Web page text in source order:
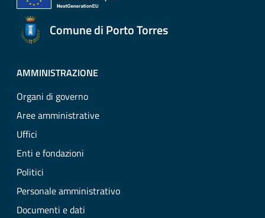
Comune di Porto Torres
AMMINISTRAZIONE
Organi di governo
Aree amministrative
Uffici
Enti e fondazioni
Politici
Personale amministrativo
Documenti e dati